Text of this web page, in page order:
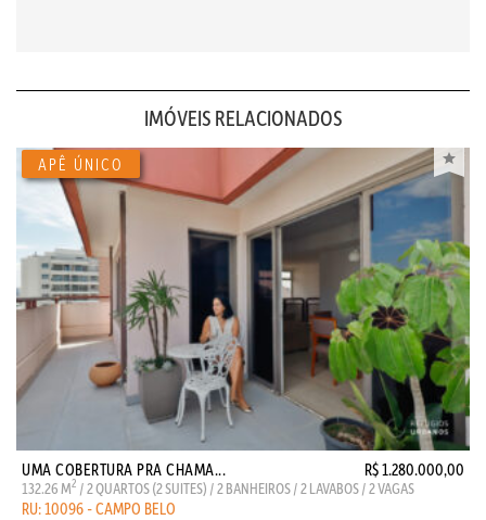
IMÓVEIS RELACIONADOS
UMA COBERTURA PRA CHAMA... R$ 1.280.000,00
132.26 M2 / 2 QUARTOS (2 SUITES) / 2 BANHEIROS / 2 LAVABOS / 2 VAGAS
RU: 10096 - CAMPO BELO